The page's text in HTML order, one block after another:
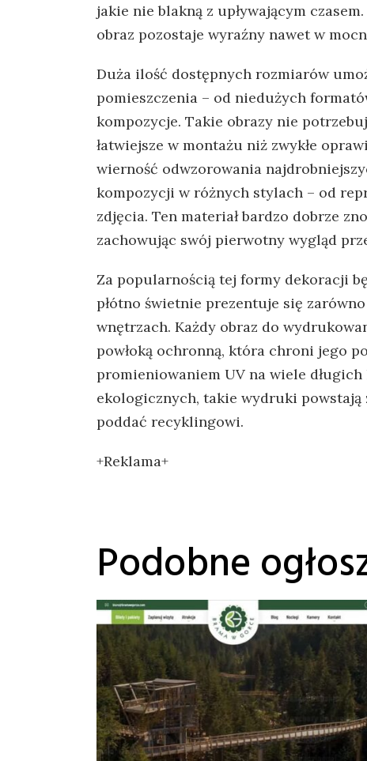
jakie nie blakną z upływającym
obraz pozostaje wyraźny nawet w
Duża ilość dostępnych rozmiarów
pomieszczenia – od niedużych
kompozycje. Takie obrazy nie
łatwiejsze w montażu niż zwykłe
wierność odwzorowania
kompozycji w różnych stylach – od
zdjęcia. Ten materiał bardzo dobrze
zachowując swój pierwotny wygląd
Za popularnością tej formy dekoracji
płótno świetnie prezentuje się
wnętrzach. Każdy obraz do
powłoką ochronną, która chroni jego
promieniowaniem UV na wiele
ekologicznych, takie wydruki
poddać recyklingowi.
+Reklama+
Podobne